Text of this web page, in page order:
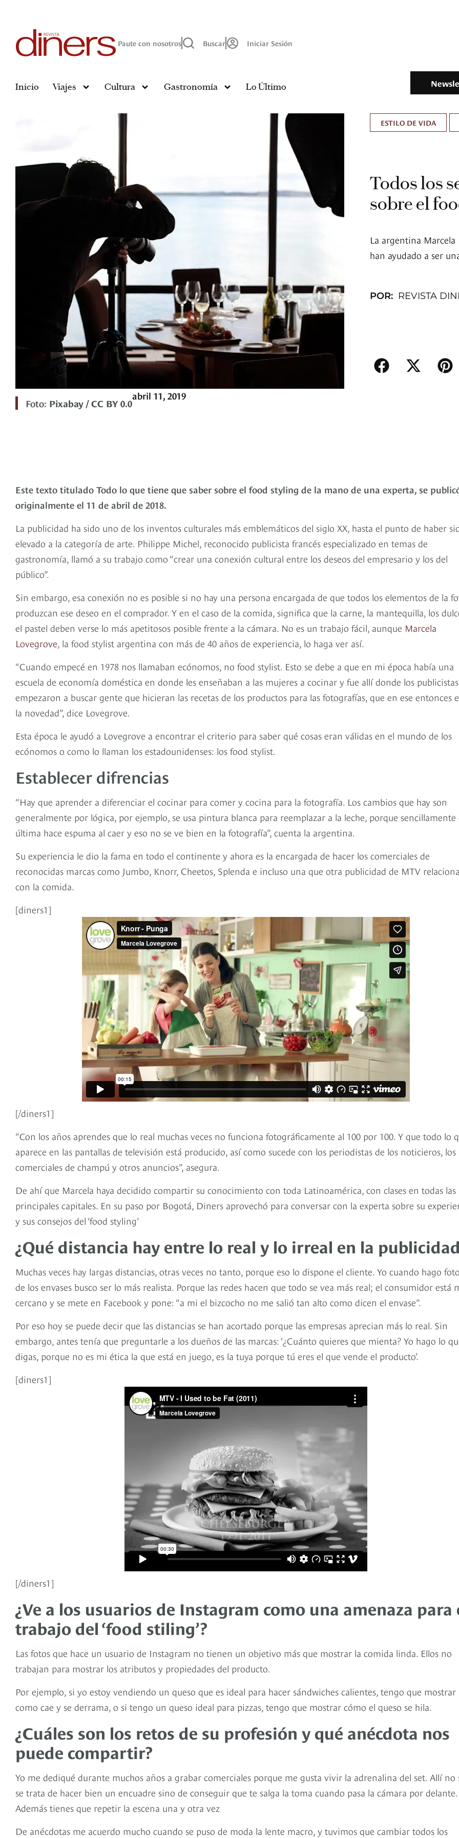
Paute con nosotros Buscar Iniciar Sesión
Inicio Viajes Cultura Gastronomía Lo Último
Foto: Pixabay / CC BY 0.0
abril 11, 2019
ESTILO DE VIDA
Todos los
sobre el
La argentina
han ayudado a ser
POR: REVISTA
Este texto titulado Todo lo que tiene que saber sobre el food styling de la mano de una experta, se
originalmente el 11 de abril de 2018.
La publicidad ha sido uno de los inventos culturales más emblemáticos del siglo XX, hasta el punto de haber
elevado a la categoría de arte. Philippe Michel, reconocido publicista francés especializado en temas de
gastronomía, llamó a su trabajo como “crear una conexión cultural entre los deseos del empresario y los del
público”.
Sin embargo, esa conexión no es posible si no hay una persona encargada de que todos los elementos de la
produzcan ese deseo en el comprador. Y en el caso de la comida, significa que la carne, la mantequilla, los
el pastel deben verse lo más apetitosos posible frente a la cámara. No es un trabajo fácil, aunque Marcela
Lovegrove, la food stylist argentina con más de 40 años de experiencia, lo haga ver así.
“Cuando empecé en 1978 nos llamaban ecónomos, no food stylist. Esto se debe a que en mi época había una
escuela de economía doméstica en donde les enseñaban a las mujeres a cocinar y fue allí donde los publicistas
empezaron a buscar gente que hicieran las recetas de los productos para las fotografías, que en ese entonces
la novedad”, dice Lovegrove.
Esta época le ayudó a Lovegrove a encontrar el criterio para saber qué cosas eran válidas en el mundo de los
ecónomos o como lo llaman los estadounidenses: los food stylist.
Establecer difrencias
“Hay que aprender a diferenciar el cocinar para comer y cocina para la fotografía. Los cambios que hay son
generalmente por lógica, por ejemplo, se usa pintura blanca para reemplazar a la leche, porque sencillamente
última hace espuma al caer y eso no se ve bien en la fotografía”, cuenta la argentina.
Su experiencia le dio la fama en todo el continente y ahora es la encargada de hacer los comerciales de
reconocidas marcas como Jumbo, Knorr, Cheetos, Splenda e incluso una que otra publicidad de MTV
con la comida.
[diners1]
[/diners1]
“Con los años aprendes que lo real muchas veces no funciona fotográficamente al 100 por 100. Y que todo lo
aparece en las pantallas de televisión está producido, así como sucede con los periodistas de los noticieros, los
comerciales de champú y otros anuncios”, asegura.
De ahí que Marcela haya decidido compartir su conocimiento con toda Latinoamérica, con clases en todas las
principales capitales. En su paso por Bogotá, Diners aprovechó para conversar con la experta sobre su
y sus consejos del ‘food styling’
¿Qué distancia hay entre lo real y lo irreal en la
Muchas veces hay largas distancias, otras veces no tanto, porque eso lo dispone el cliente. Yo cuando hago
de los envases busco ser lo más realista. Porque las redes hacen que todo se vea más real; el consumidor está
cercano y se mete en Facebook y pone: “a mi el bizcocho no me salió tan alto como dicen el envase”.
Por eso hoy se puede decir que las distancias se han acortado porque las empresas aprecian más lo real. Sin
embargo, antes tenía que preguntarle a los dueños de las marcas: ‘¿Cuánto quieres que mienta? Yo hago lo
digas, porque no es mi ética la que está en juego, es la tuya porque tú eres el que vende el producto’.
[diners1]
[/diners1]
¿Ve a los usuarios de Instagram como una amenaza para
trabajo del ‘food stiling’?
Las fotos que hace un usuario de Instagram no tienen un objetivo más que mostrar la comida linda. Ellos no
trabajan para mostrar los atributos y propiedades del producto.
Por ejemplo, si yo estoy vendiendo un queso que es ideal para hacer sándwiches calientes, tengo que mostrar
como cae y se derrama, o si tengo un queso ideal para pizzas, tengo que mostrar cómo el queso se hila.
¿Cuáles son los retos de su profesión y qué anécdota nos
puede compartir?
Yo me dediqué durante muchos años a grabar comerciales porque me gusta vivir la adrenalina del set. Allí no
se trata de hacer bien un encuadre sino de conseguir que te salga la toma cuando pasa la cámara por delante.
Además tienes que repetir la escena una y otra vez
De anécdotas me acuerdo mucho cuando se puso de moda la lente macro, y tuvimos que cambiar todos los